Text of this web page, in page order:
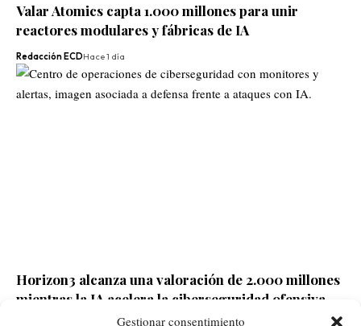
Gestionar consentimiento
Valar Atomics capta 1.000 millones para unir
reactores modulares y fábricas de IA
Redacción ECDHace 1 día
Horizon3 alcanza una valoración de 2.000 millones
mientras la IA acelera la ciberseguridad ofensiva